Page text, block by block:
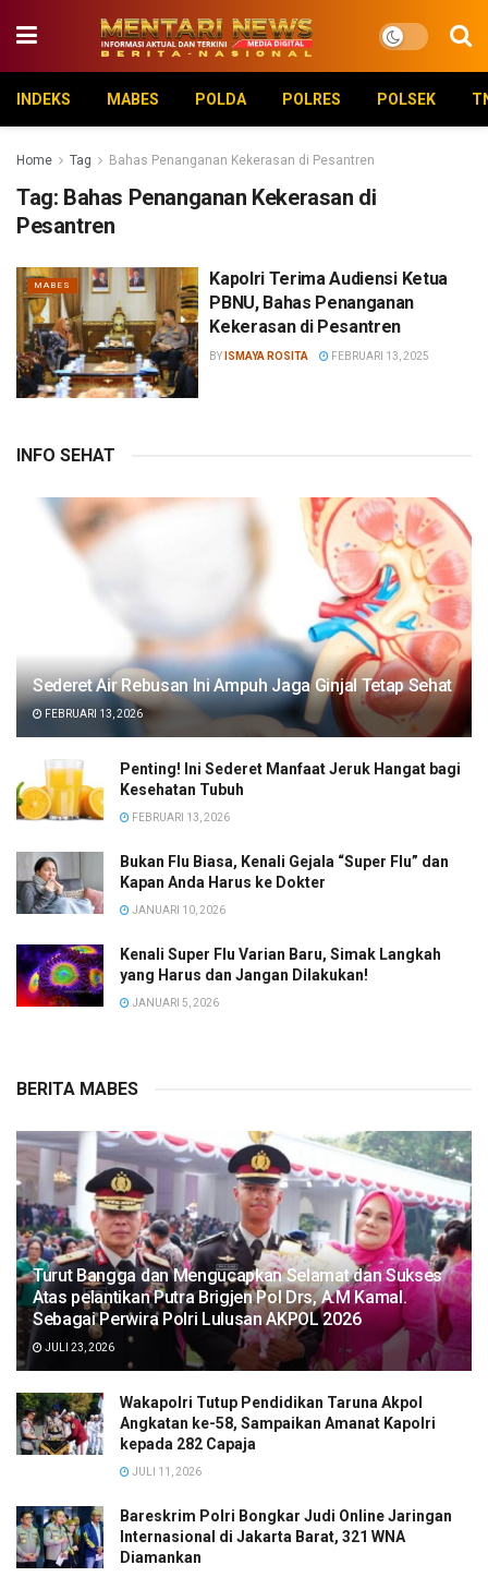
INDEKS MABES POLDA POLRES POLSEK
Home Tag Bahas Penanganan Kekerasan di Pesantren
Tag: Bahas Penanganan Kekerasan di
Pesantren
MABES
Kapolri Terima Audiensi Ketua
PBNU, Bahas Penanganan
Kekerasan di Pesantren
BY ISMAYA ROSITA FEBRUARI 13, 2025
INFO SEHAT
Sederet Air Rebusan Ini Ampuh Jaga Ginjal Tetap Sehat
FEBRUARI 13, 2026
Penting! Ini Sederet Manfaat Jeruk Hangat bagi
Kesehatan Tubuh
FEBRUARI 13, 2026
Bukan Flu Biasa, Kenali Gejala “Super Flu” dan
Kapan Anda Harus ke Dokter
JANUARI 10, 2026
Kenali Super Flu Varian Baru, Simak Langkah
yang Harus dan Jangan Dilakukan!
JANUARI 5, 2026
BERITA MABES
Turut Bangga dan Mengucapkan Selamat dan Sukses
Atas pelantikan Putra Brigjen Pol Drs, A.M Kamal.
Sebagai Perwira Polri Lulusan AKPOL 2026
JULI 23, 2026
Wakapolri Tutup Pendidikan Taruna Akpol
Angkatan ke-58, Sampaikan Amanat Kapolri
kepada 282 Capaja
JULI 11, 2026
Bareskrim Polri Bongkar Judi Online Jaringan
Internasional di Jakarta Barat, 321 WNA
Diamankan